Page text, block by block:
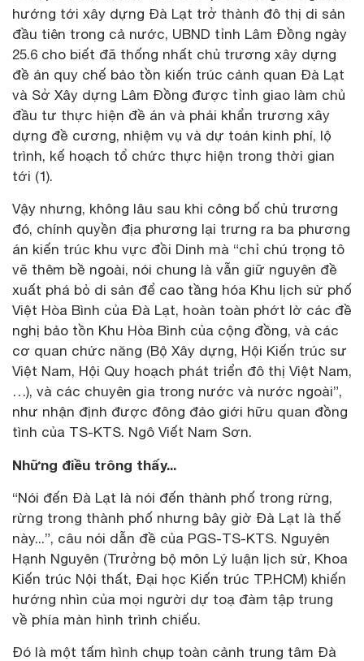
hướng tới xây dựng Đà Lạt trở thành đô thị di sản
đầu tiên trong cả nước, UBND tỉnh Lâm Đồng ngày
25.6 cho biết đã thống nhất chủ trương xây dựng
đề án quy chế bảo tồn kiến trúc cảnh quan Đà Lạt
và Sở Xây dựng Lâm Đồng được tỉnh giao làm chủ
đầu tư thực hiện đề án và phải khẩn trương xây
dựng đề cương, nhiệm vụ và dự toán kinh phí, lộ
trình, kế hoạch tổ chức thực hiện trong thời gian
tới (1).
Vậy nhưng, không lâu sau khi công bố chủ trương
đó, chính quyền địa phương lại trưng ra ba phương
án kiến trúc khu vực đồi Dinh mà “chỉ chú trọng tô
vẽ thêm bề ngoài, nói chung là vẫn giữ nguyên đề
xuất phá bỏ di sản để cao tầng hóa Khu lịch sử phố
Việt Hòa Bình của Đà Lạt, hoàn toàn phớt lờ các đề
nghị bảo tồn Khu Hòa Bình của cộng đồng, và các
cơ quan chức năng (Bộ Xây dựng, Hội Kiến trúc sư
Việt Nam, Hội Quy hoạch phát triển đô thị Việt Nam,
…), và các chuyên gia trong nước và nước ngoài”,
như nhận định được đông đảo giới hữu quan đồng
tình của TS-KTS. Ngô Viết Nam Sơn.
Những điều trông thấy...
“Nói đến Đà Lạt là nói đến thành phố trong rừng,
rừng trong thành phố nhưng bây giờ Đà Lạt là thế
này...”, câu nói dẫn đề của PGS-TS-KTS. Nguyên
Hạnh Nguyên (Trưởng bộ môn Lý luận lịch sử, Khoa
Kiến trúc Nội thất, Đại học Kiến trúc TP.HCM) khiến
hướng nhìn của mọi người dự toạ đàm tập trung
về phía màn hình trình chiếu.
Đó là một tấm hình chụp toàn cảnh trung tâm Đà